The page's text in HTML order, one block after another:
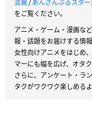
渡翼/あんさんぶるスター
をご覧ください。
アニメ・ゲーム・漫画な
報・話題をお届けする情
女性向けアニメをはじめ
マーにも幅を広げ、オタ
さらに、アンケート・ラ
タクがワクワク楽しめる